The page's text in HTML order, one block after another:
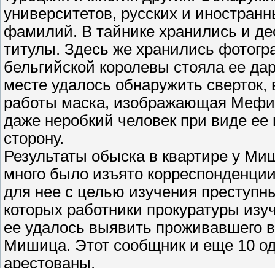
университетов, русских и
фамилий. В тайнике хранились и
титулы. Здесь же хранились
бельгийской королевы стояла ее
месте удалось обнаружить
работы маска, изображающая
даже неробкий человек при виде
сторону.
Результаты обыска в квартире у
много было изъято
для нее с целью изучения
которых работники прокуратуры
ее удалось выявить проживавшего
Мишица. Этот сообщник и еще 10
арестованы.